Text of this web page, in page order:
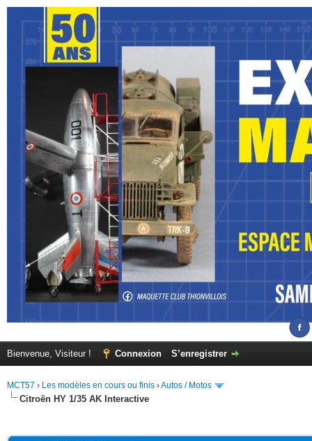
Bienvenue, Visiteur ! Connexion S’enregistrer
MCT57 › Les modèles en cours ou finis ›Autos / Motos
Citroën HY 1/35 AK Interactive